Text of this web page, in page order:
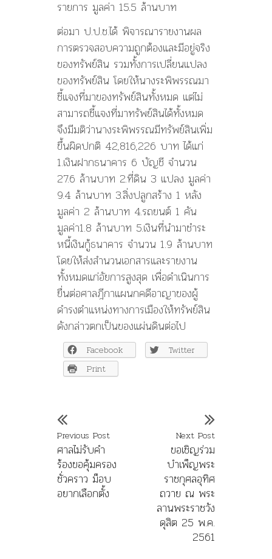
รายการ มูลค่า 15.5 ล้านบาท
ต่อมา ป.ป.ช.ได้ พิจารณารายงานผล
การตรวจสอบความถูกต้องและมีอยู่จริง
ของทรัพย์สิน รวมทั้งการเปลี่ยนแปลง
ของทรัพย์สิน โดยให้นางระพิพรรณมา
ชี้แจงที่มาของทรัพย์สินทั้งหมด แต่ไม่
สามารถชี้แจงที่มาทรัพย์สินได้ทั้งหมด
จึงมีมติว่านางระพิพรรณมีทรัพย์สินเพิ่ม
ขึ้นผิดปกติ 42,816,226 บาท ได้แก่
1.เงินฝากธนาคาร 6 บัญชี จำนวน
27.6 ล้านบาท 2.ที่ดิน 3 แปลง มูลค่า
9.4 ล้านบาท 3.สิ่งปลูกสร้าง 1 หลัง
มูลค่า 2 ล้านบาท 4.รถยนต์ 1 คัน
มูลค่า1.8 ล้านบาท 5.เงินที่นำมาชำระ
หนี้เงินกู้ธนาคาร จำนวน 1.9 ล้านบาท
โดยให้ส่งสำนวนเอกสารและรายงาน
ทั้งหมดแก่อัยการสูงสุด เพื่อดำเนินการ
ยื่นต่อศาลฎีกาแผนกคดีอาญาของผู้
ดำรงตำแหน่งทางการเมืองให้ทรัพย์สิน
ดังกล่าวตกเป็นของแผ่นดินต่อไป
Facebook
Twitter
Print
Previous Post
ศาลไม่รับคำ
ร้องขอคุ้มครอง
ชั่วคราว ม็อบ
อยากเลือกตั้ง
Next Post
ขอเชิญร่วม
บำเพ็ญพระ
ราชกุศลอุทิศ
ถวาย ณ พระ
ลานพระราชวัง
ดุสิต 25 พ.ค.
2561